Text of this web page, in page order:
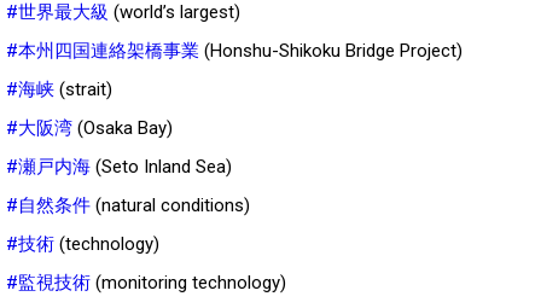
#世界最大級 (world’s largest)
#本州四国連絡架橋事業 (Honshu-Shikoku Bridge Project)
#海峡 (strait)
#大阪湾 (Osaka Bay)
#瀬戸内海 (Seto Inland Sea)
#自然条件 (natural conditions)
#技術 (technology)
#監視技術 (monitoring technology)